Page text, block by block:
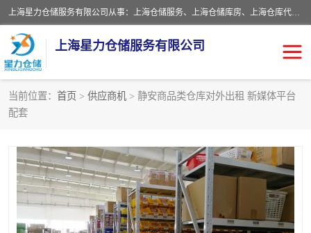
上海星力仓储服务有限公司从事：上海仓储服务、上海仓储库房、上海仓库代运营、上海仓库对外出租、上海仓库外包、上海三方仓储、上海电商仓储代发、上海电商代发货仓库、上海托管仓库、上海仓储配送。上海星力仓储服务有限公司现在拥有100个分仓、10万余平方的标准库房，精炼员工几百名，与几千家客户合作，公司已跻身上海仓储行业前列。欢迎来电咨询！
上海星力仓储服务有限公司
当前位置： 首页 > 供应商机 > 静安商品类仓库对外出租 新媒体平台
配套
上海仓库对外出租
上海仓储配送 上海仓库外包
上海仓库代运营 上海托管仓库
上海第三方仓储 上海仓储服务